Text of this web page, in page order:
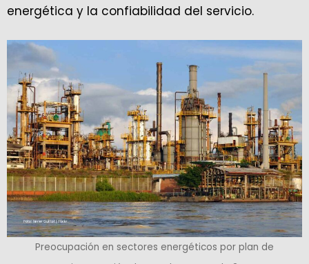
energética y la confiabilidad del servicio.
Preocupación en sectores energéticos por plan de